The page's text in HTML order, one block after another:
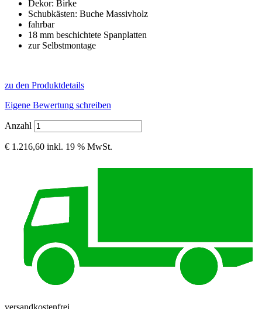
Dekor: Birke
Schubkästen: Buche Massivholz
fahrbar
18 mm beschichtete Spanplatten
zur Selbstmontage
zu den Produktdetails
Eigene Bewertung schreiben
Anzahl
€ 1.216,60 inkl. 19 % MwSt.